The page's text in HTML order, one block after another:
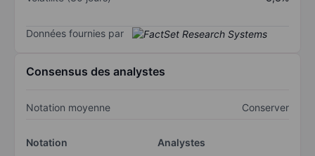
Données fournies par
Consensus des analystes
Notation moyenne Conserver
Notation
Analystes